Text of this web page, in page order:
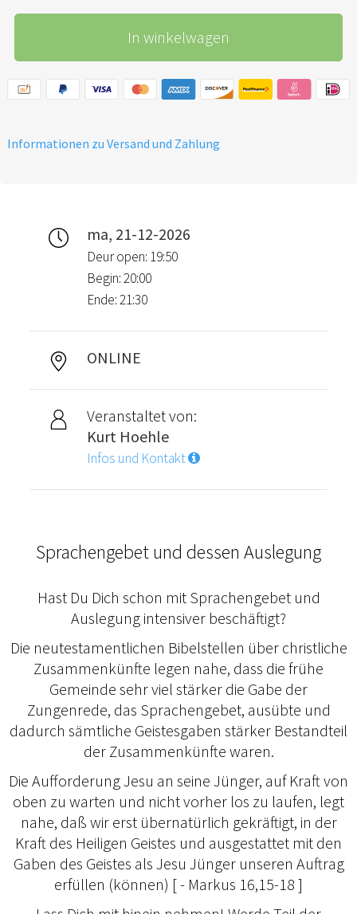
In winkelwagen
Informationen zu Versand und Zahlung
ma, 21-12-2026
Deur open: 19:50
Begin: 20:00
Ende: 21:30
ONLINE
Veranstaltet von:
Kurt Hoehle
Infos und Kontakt
Sprachengebet und dessen Auslegung
Hast Du Dich schon mit Sprachengebet und
Auslegung intensiver beschäftigt?
Die neutestamentlichen Bibelstellen über christliche
Zusammenkünfte legen nahe, dass die frühe
Gemeinde sehr viel stärker die Gabe der
Zungenrede, das Sprachengebet, ausübte und
dadurch sämtliche Geistesgaben stärker Bestandteil
der Zusammenkünfte waren.
Die Aufforderung Jesu an seine Jünger, auf Kraft von
oben zu warten und nicht vorher los zu laufen, legt
nahe, daß wir erst übernatürlich gekräftigt, in der
Kraft des Heiligen Geistes und ausgestattet mit den
Gaben des Geistes als Jesu Jünger unseren Auftrag
erfüllen (können) [ - Markus 16,15-18 ]